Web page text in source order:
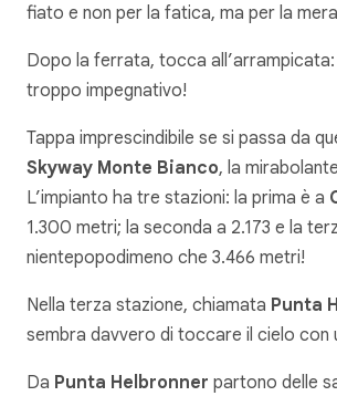
fiato e non per la fatica, ma per la
Dopo la ferrata, tocca all’arrampicata:
troppo impegnativo!
Tappa imprescindibile se si passa da
Skyway Monte Bianco, la
L’impianto ha tre stazioni: la prima è a
1.300 metri; la seconda a 2.173 e la
nientepopodimeno che 3.466 metri!
Nella terza stazione, chiamata Punta
sembra davvero di toccare il cielo con
Da Punta Helbronner partono delle